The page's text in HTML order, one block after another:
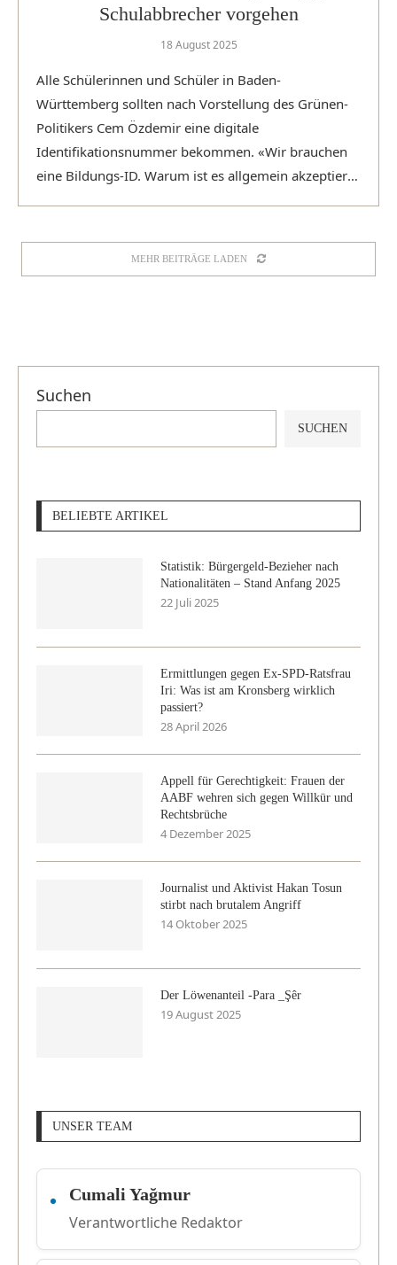
Schulabbrecher vorgehen
18 August 2025
Alle Schülerinnen und Schüler in Baden-
Württemberg sollten nach Vorstellung des Grünen-
Politikers Cem Özdemir eine digitale
Identifikationsnummer bekommen. «Wir brauchen
eine Bildungs-ID. Warum ist es allgemein akzeptiert,
MEHR BEITRÄGE LADEN
Suchen
SUCHEN
BELIEBTE ARTIKEL
Statistik: Bürgergeld-Bezieher nach
Nationalitäten – Stand Anfang 2025
22 Juli 2025
Ermittlungen gegen Ex-SPD-Ratsfrau
Iri: Was ist am Kronsberg wirklich
passiert?
28 April 2026
Appell für Gerechtigkeit: Frauen der
AABF wehren sich gegen Willkür und
Rechtsbrüche
4 Dezember 2025
Journalist und Aktivist Hakan Tosun
stirbt nach brutalem Angriff
14 Oktober 2025
Der Löwenanteil -Para _Şêr
19 August 2025
UNSER TEAM
Cumali Yağmur
Verantwortliche Redaktor